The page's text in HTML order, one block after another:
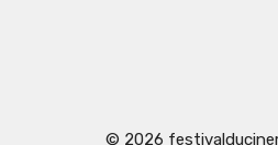
© 2026